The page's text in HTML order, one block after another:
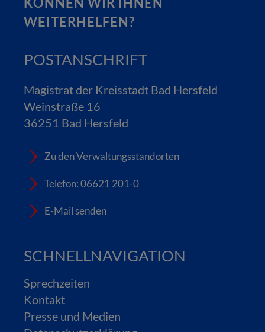
WEITERHELFEN?
POSTANSCHRIFT
Magistrat der Kreisstadt Bad Hersfeld
Weinstraße 16
36251 Bad Hersfeld
Zu den Verwaltungsstandorten
Telefon: 06621 201-0
E-Mail senden
SCHNELLNAVIGATION
Sprechzeiten
Kontakt
Presse und Medien